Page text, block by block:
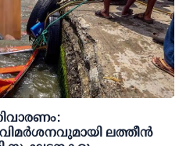
ലത്തീന്‍